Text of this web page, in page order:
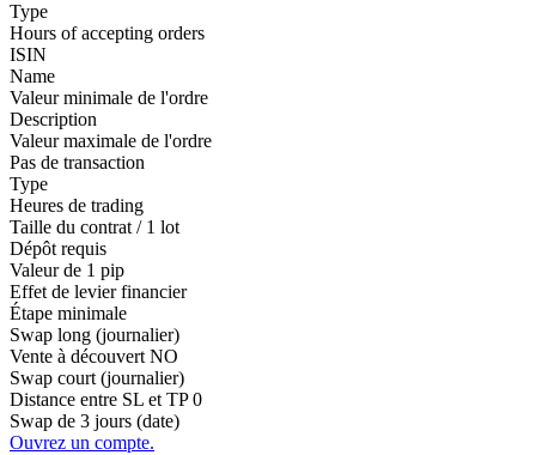
Type
Hours of accepting orders
ISIN
Name
Valeur minimale de l'ordre
Description
Valeur maximale de l'ordre
Pas de transaction
Type
Heures de trading
Taille du contrat / 1 lot
Dépôt requis
Valeur de 1 pip
Effet de levier financier
Étape minimale
Swap long (journalier)
Vente à découvert NO
Swap court (journalier)
Distance entre SL et TP 0
Swap de 3 jours (date)
Ouvrez un compte.